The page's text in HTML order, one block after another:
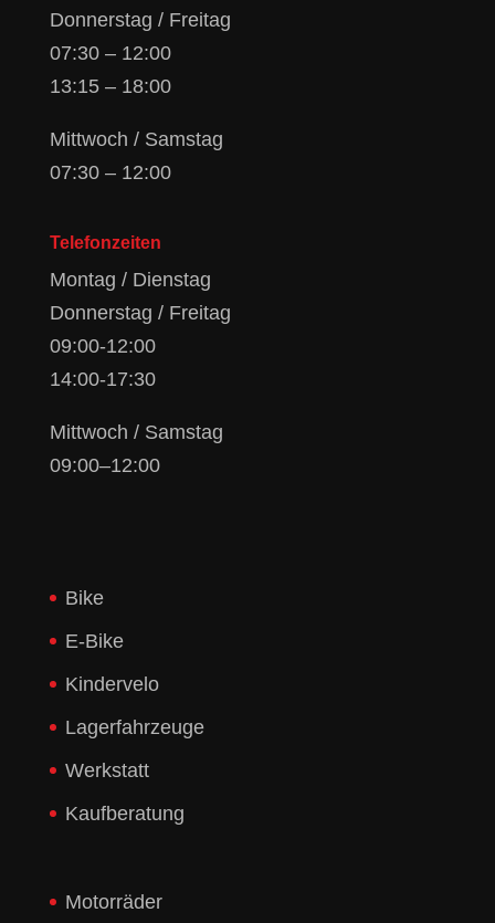
Donnerstag / Freitag
07:30 – 12:00
13:15 – 18:00
Mittwoch / Samstag
07:30 – 12:00
Telefonzeiten
Montag / Dienstag
Donnerstag / Freitag
09:00-12:00
14:00-17:30
Mittwoch / Samstag
09:00–12:00
Bike
E-Bike
Kindervelo
Lagerfahrzeuge
Werkstatt
Kaufberatung
Motorräder